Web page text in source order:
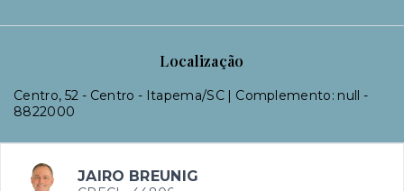
Localização
Centro, 52 - Centro - Itapema/SC | Complemento: null -
8822000
JAIRO BREUNIG